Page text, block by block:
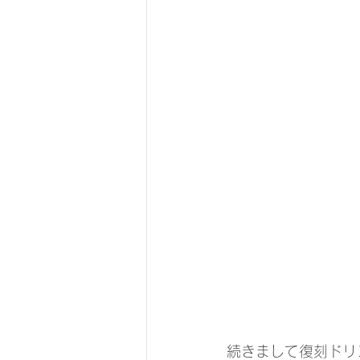
続きまして復刻ド